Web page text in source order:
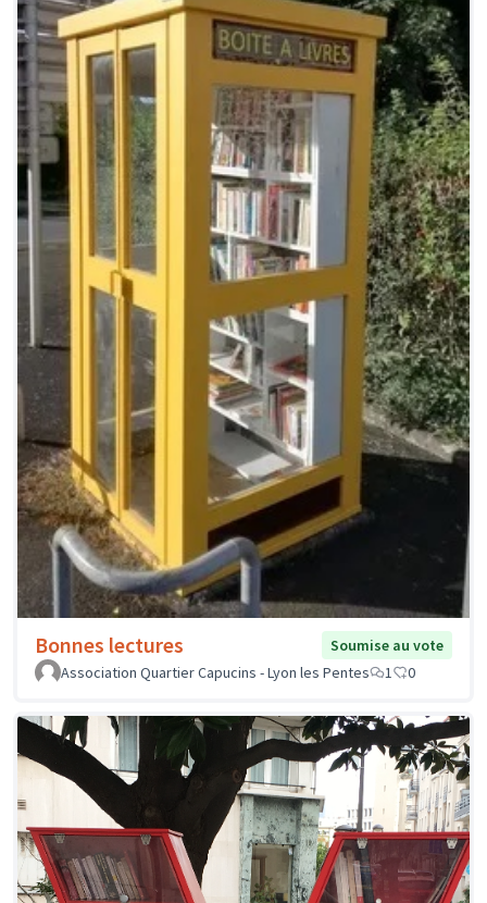
Bonnes lectures
Soumise au vote
Association Quartier Capucins - Lyon les Pentes
1 0